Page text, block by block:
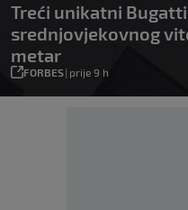
Treći unikatni
srednjovjekovnog
metar
FORBES| prije 9 h